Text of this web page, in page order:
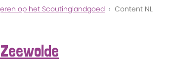
op het Scoutinglandgoed Content NL